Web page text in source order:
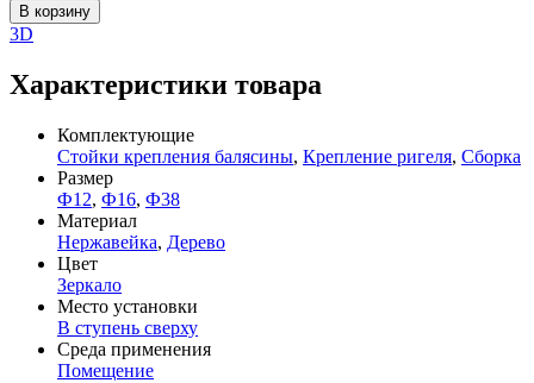
В корзину
3D
Характеристики товара
Комплектующие
Стойки крепления балясины, Крепление ригеля, Сборка
Размер
Ф12, Ф16, Ф38
Материал
Нержавейка, Дерево
Цвет
Зеркало
Место установки
В ступень сверху
Среда применения
Помещение